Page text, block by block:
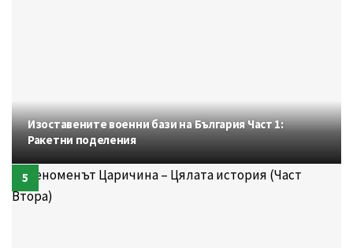
Изоставените военни бази на България Част 1:
Ракетни поделения